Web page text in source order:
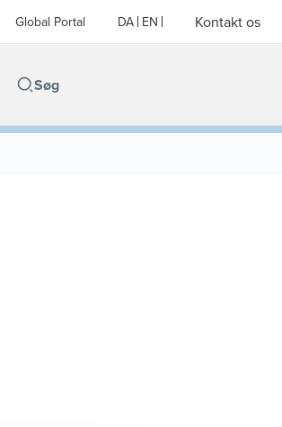
Global Portal DA EN Kontakt os